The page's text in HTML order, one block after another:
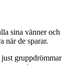
sina vänner och
när de sparar.
just gruppdrömmar